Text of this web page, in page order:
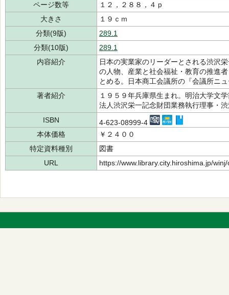
ページ数等
１２，２８８，４ｐ
大きさ
１９ｃｍ
分類(9版)
289.1
分類(10版)
289.1
内容紹介
日本の実業家のリーダーとされる渋沢
の人物、産業と社会福祉・教育の推進
とめる。日本商工会議所の『会議所ニ
著者紹介
１９５９年兵庫県生まれ。明治大学文
法人渋沢栄一記念財団業務執行理事・
ISBN
4-623-08999-4
本体価格
￥２４００
特定資料種別
図書
URL
https://www.library.city.hiroshima.jp/